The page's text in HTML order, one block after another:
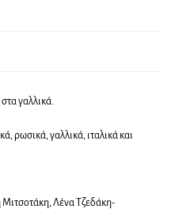
γαλλικά.
ρωσικά, γαλλικά, ιταλικά και
Μιτσοτάκη, Λένα Τζεδάκη-